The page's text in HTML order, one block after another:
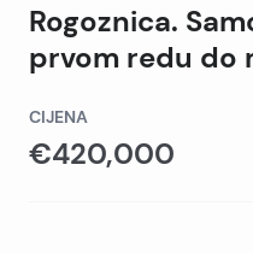
Rogoznica.
prvom redu do
CIJENA
€420,000